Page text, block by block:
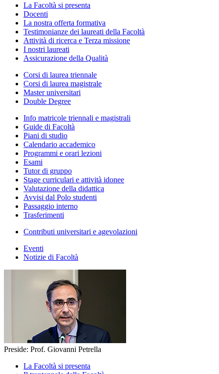
La Facoltà si presenta
Docenti
La nostra offerta formativa
Testimonianze dei laureati della Facoltà
Attività di ricerca e Terza missione
I nostri laureati
Assicurazione della Qualità
Corsi di laurea triennale
Corsi di laurea magistrale
Master universitari
Double Degree
Info matricole triennali e magistrali
Guide di Facoltà
Piani di studio
Calendario accademico
Programmi e orari lezioni
Esami
Tutor di gruppo
Stage curriculari e attività idonee
Valutazione della didattica
Avvisi dal Polo studenti
Passaggio interno
Trasferimenti
Contributi universitari e agevolazioni
Eventi
Notizie di Facoltà
Preside: Prof. Giovanni Petrella
La Facoltà si presenta